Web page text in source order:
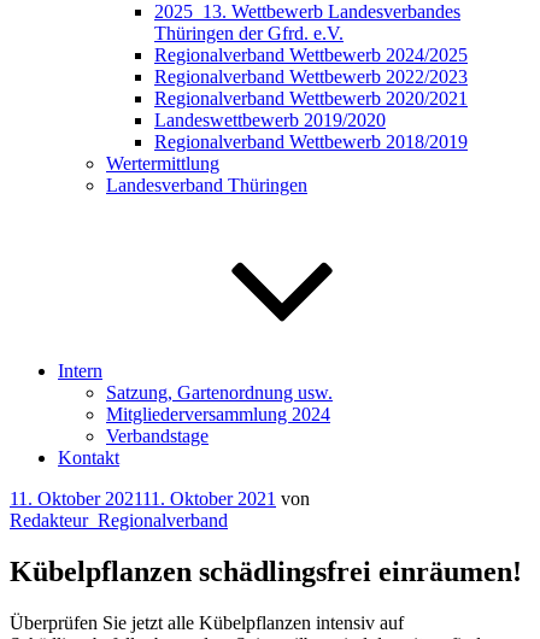
2025_13. Wettbewerb Landesverbandes
Thüringen der Gfrd. e.V.
Regionalverband Wettbewerb 2024/2025
Regionalverband Wettbewerb 2022/2023
Regionalverband Wettbewerb 2020/2021
Landeswettbewerb 2019/2020
Regionalverband Wettbewerb 2018/2019
Wertermittlung
Landesverband Thüringen
Intern
Satzung, Gartenordnung usw.
Mitgliederversammlung 2024
Verbandstage
Kontakt
Veröffentlicht
am
11. Oktober 202111. Oktober 2021 von
Redakteur_Regionalverband
Kübelpflanzen schädlingsfrei einräumen!
Überprüfen Sie jetzt alle Kübelpflanzen intensiv auf